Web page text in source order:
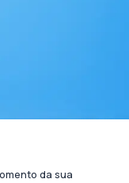
da sua